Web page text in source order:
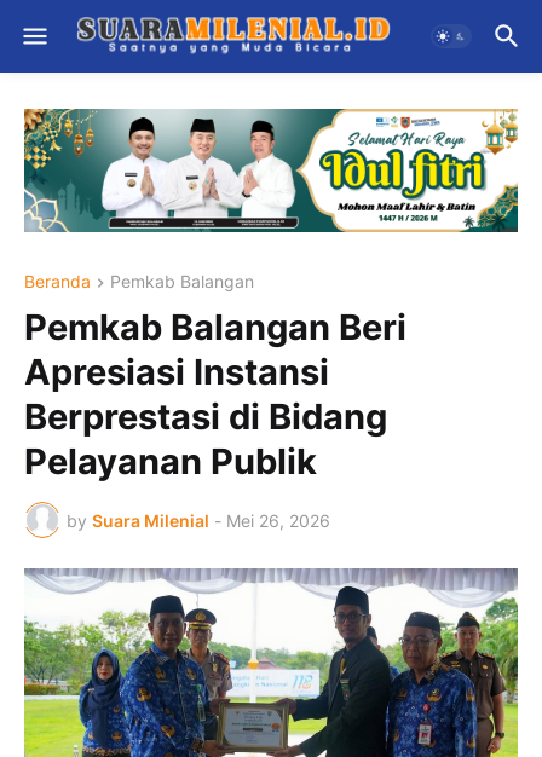
Beranda Pemkab Balangan
Pemkab Balangan Beri
Apresiasi Instansi
Berprestasi di Bidang
Pelayanan Publik
by Suara Milenial - Mei 26, 2026